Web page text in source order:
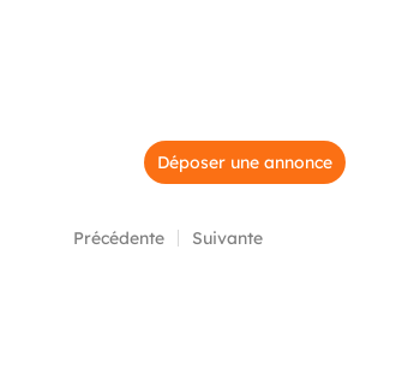
Déposer une annonce
Précédente Suivante